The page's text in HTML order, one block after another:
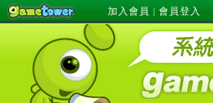
加入會員 | 會員登入